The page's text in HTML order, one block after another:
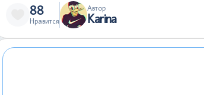
88
Нравится
Автор
Karina